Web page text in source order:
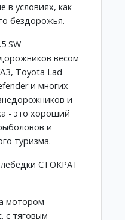
в условиях, как
бездорожья.
SW
весом
Toyota Lad
и многих
и
- это хороший
и
туризма.
СТОКРАТ
мотором
с тяговым